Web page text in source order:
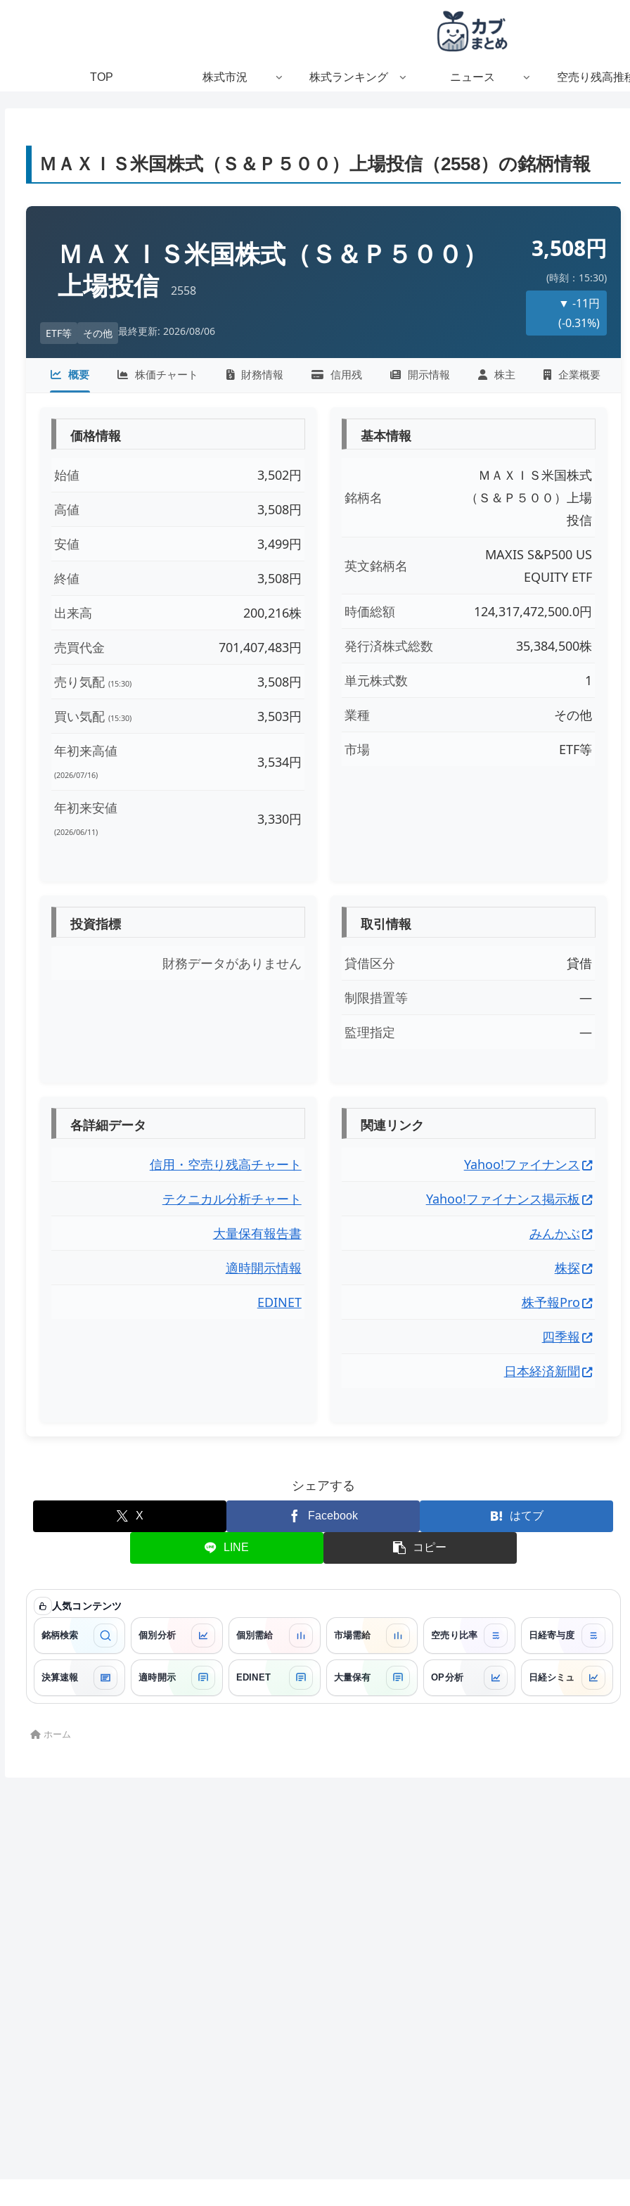
TOP 株式市況 株式ランキング ニュース 空売り残高推
ＭＡＸＩＳ米国株式（Ｓ＆Ｐ５００）上場投信（2558）の銘柄情報
ＭＡＸＩＳ米国株式（Ｓ＆Ｐ５００）
上場投信
2558
ETF等 その他 最終更新: 2026/08/06
3,508円
(時刻：15:30)
▼ -11円
(-0.31%)
概要 株価チャート 財務情報 信用残 開示情報 株主 企業概要
価格情報
始値 3,502円
高値 3,508円
安値 3,499円
終値 3,508円
出来高 200,216株
売買代金 701,407,483円
売り気配 (15:30) 3,508円
買い気配 (15:30) 3,503円
年初来高値
(2026/07/16)
3,534円
年初来安値
(2026/06/11)
3,330円
基本情報
銘柄名
ＭＡＸＩＳ米国株式
（Ｓ＆Ｐ５００）上場
投信
英文銘柄名
MAXIS S&P500 US
EQUITY ETF
時価総額 124,317,472,500.0円
発行済株式総数 35,384,500株
単元株式数 1
業種 その他
市場 ETF等
投資指標
財務データがありません
取引情報
貸借区分 貸借
制限措置等 ―
監理指定 ―
各詳細データ
信用・空売り残高チャート
テクニカル分析チャート
大量保有報告書
適時開示情報
EDINET
関連リンク
Yahoo!ファイナンス
Yahoo!ファイナンス掲示板
みんかぶ
株探
株予報Pro
四季報
日本経済新聞
シェアする
X Facebook はてブ
LINE コピー
人気コンテンツ
銘柄検索 個別分析 個別需給 市場需給 空売り比率 日経寄与度
決算速報 適時開示 EDINET 大量保有 OP分析 日経シミュ
ホーム